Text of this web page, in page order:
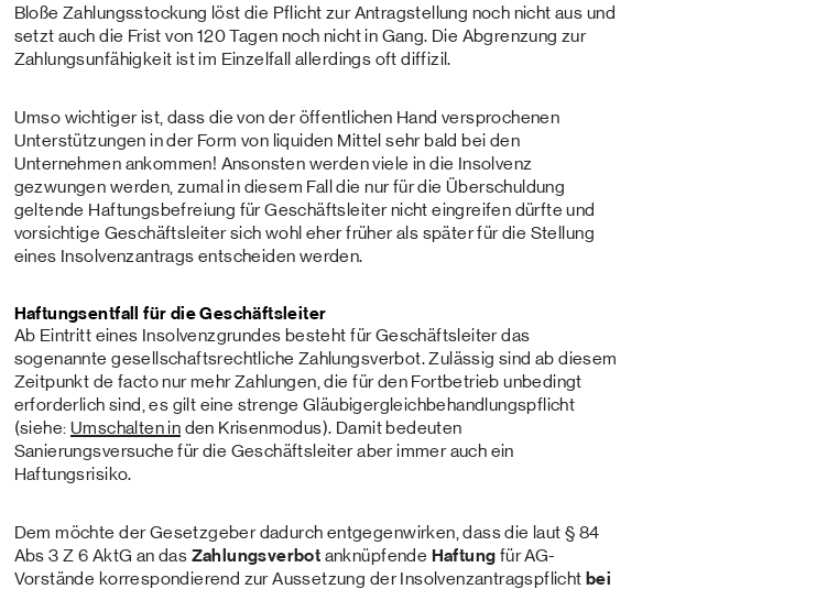
Bloße Zahlungsstockung löst die Pflicht zur Antragstellung noch nicht aus und
setzt auch die Frist von 120 Tagen noch nicht in Gang. Die Abgrenzung zur
Zahlungsunfähigkeit ist im Einzelfall allerdings oft diffizil.
Umso wichtiger ist, dass die von der öffentlichen Hand versprochenen
Unterstützungen in der Form von liquiden Mittel sehr bald bei den
Unternehmen ankommen! Ansonsten werden viele in die Insolvenz
gezwungen werden, zumal in diesem Fall die nur für die Überschuldung
geltende Haftungsbefreiung für Geschäftsleiter nicht eingreifen dürfte und
vorsichtige Geschäftsleiter sich wohl eher früher als später für die Stellung
eines Insolvenzantrags entscheiden werden.
Haftungsentfall für die Geschäftsleiter
Ab Eintritt eines Insolvenzgrundes besteht für Geschäftsleiter das
sogenannte gesellschaftsrechtliche Zahlungsverbot. Zulässig sind ab diesem
Zeitpunkt de facto nur mehr Zahlungen, die für den Fortbetrieb unbedingt
erforderlich sind, es gilt eine strenge Gläubigergleichbehandlungspflicht
(siehe: Umschaltenin den Krisenmodus). Damit bedeuten
Sanierungsversuche für die Geschäftsleiter aber immer auch ein
Haftungsrisiko.
Dem möchte der Gesetzgeber dadurch entgegenwirken, dass die laut § 84
Abs 3 Z 6 AktG an das Zahlungsverbot anknüpfende Haftung für AG-
Vorstände korrespondierend zur Aussetzung der Insolvenzantragspflicht bei